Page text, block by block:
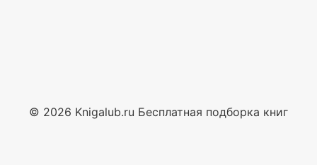
© 2026 Knigalub.ru Бесплатная подборка книг